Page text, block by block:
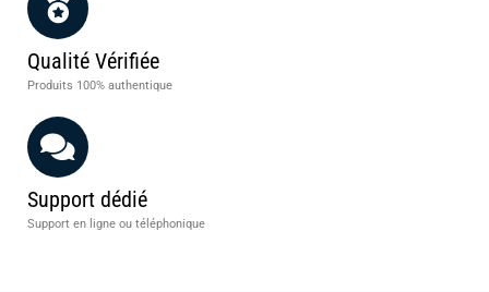
Qualité Vérifiée
Produits 100% authentique
Support dédié
Support en ligne ou téléphonique